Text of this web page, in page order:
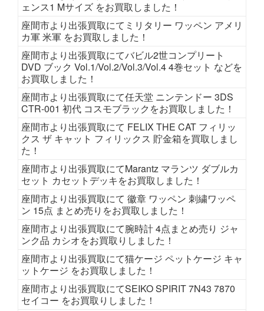
ェンス1 Mサイズ をお買取しました！
座間市より出張買取にてミリタリー ワッペン アメリ
カ軍 米軍 をお買取しました！
座間市より出張買取にてバビル2世コンプリート
DVD ブック Vol.1/Vol.2/Vol.3/Vol.4 4巻セット などを
お買取しました！
座間市より出張買取にて任天堂 ニンテンドー 3DS
CTR-001 初代 コスモブラックをお買取しました！
座間市より出張買取にて FELIX THE CAT フィリッ
クス ザ キャット フィリックス 貯金箱を買取しまし
た！
座間市より出張買取にてMarantz マランツ ダブルカ
セット カセットデッキをお買取しました！
座間市より出張買取にて 徽章 ワッペン 刺繍ワッペ
ン 15点 まとめ売りをお買取しました！
座間市より出張買取にて腕時計 4点まとめ売り ジャ
ンク品 カシオをお買取りしました！
座間市より出張買取にて猫ケージ ペットケージ キャ
ットケージ をお買取しました！
座間市より出張買取にてSEIKO SPIRIT 7N43 7870
セイコー をお買取りしました！